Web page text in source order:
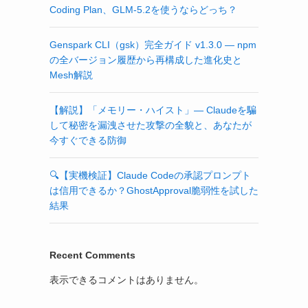
Coding Plan、GLM-5.2を使うならどっち？
Genspark CLI（gsk）完全ガイド v1.3.0 — npm
の全バージョン履歴から再構成した進化史と
Mesh解説
【解説】「メモリー・ハイスト」— Claudeを騙
して秘密を漏洩させた攻撃の全貌と、あなたが
今すぐできる防御
🔍【実機検証】Claude Codeの承認プロンプト
は信用できるか？GhostApproval脆弱性を試した
結果
Recent Comments
表示できるコメントはありません。